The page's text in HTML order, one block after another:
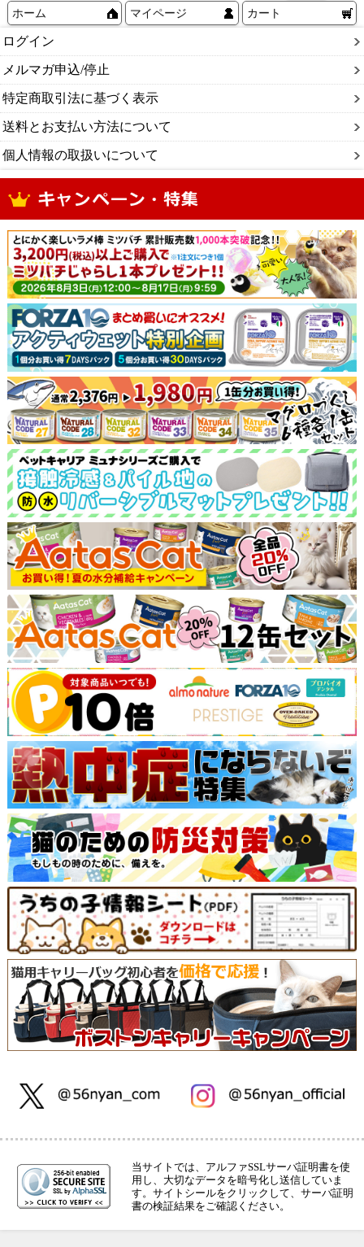
ホーム マイページ カート
ログイン
メルマガ申込/停止
特定商取引法に基づく表示
送料とお支払い方法について
個人情報の取扱いについて
当サイトでは、アルファSSLサーバ証明書を使
用し、大切なデータを暗号化し送信していま
す。サイトシールをクリックして、サーバ証明
書の検証結果をご確認ください。